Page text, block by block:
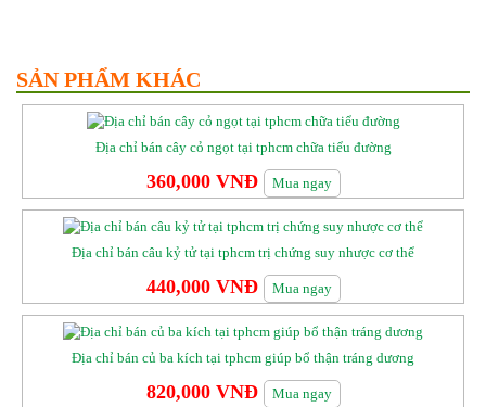
SẢN PHẨM KHÁC
Địa chỉ bán cây cỏ ngọt tại tphcm chữa tiểu đường
360,000 VNĐ Mua ngay
Địa chỉ bán câu kỷ tử tại tphcm trị chứng suy nhược cơ thể
440,000 VNĐ Mua ngay
Địa chỉ bán củ ba kích tại tphcm giúp bổ thận tráng dương
820,000 VNĐ Mua ngay